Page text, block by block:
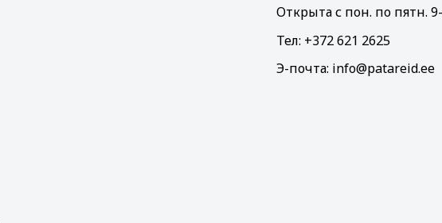
Oткрыта с пон. по пятн.
Тел: +372 621 2625
Э-почта: info@patareid.ee